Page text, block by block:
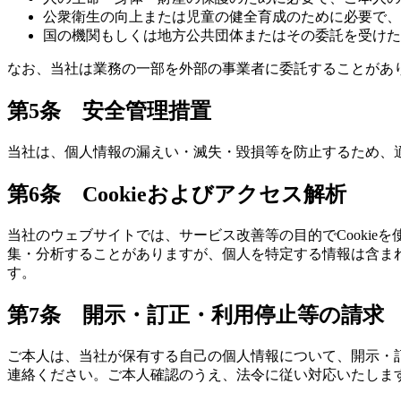
公衆衛生の向上または児童の健全育成のために必要で
国の機関もしくは地方公共団体またはその委託を受け
なお、当社は業務の一部を外部の事業者に委託することが
第5条 安全管理措置
当社は、個人情報の漏えい・滅失・毀損等を防止するため
第6条 Cookieおよびアクセス解析
当社のウェブサイトでは、サービス改善等の目的でCookie
集・分析することがありますが、個人を特定する情報は含
す。
第7条 開示・訂正・利用停止等の請求
ご本人は、当社が保有する自己の個人情報について、開示
連絡ください。ご本人確認のうえ、法令に従い対応いたしま